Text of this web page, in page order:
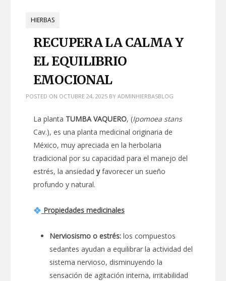
HIERBAS
RECUPERA LA CALMA Y
EL EQUILIBRIO
EMOCIONAL
POSTED ON OCTUBRE 24, 2025 BY ADMINHIERBASBLOG
La planta TUMBA VAQUERO, (Ipomoea stans
Cav.), es una planta medicinal originaria de
México, muy apreciada en la herbolaria
tradicional por su capacidad para el manejo del
estrés, la ansiedad yfavorecer un sueño
profundo y natural.
Propiedades medicinales
Nerviosismo o estrés: los compuestos
sedantes ayudan a equilibrar la actividad del
sistema nervioso, disminuyendo la
sensación de agitación interna, irritabilidad